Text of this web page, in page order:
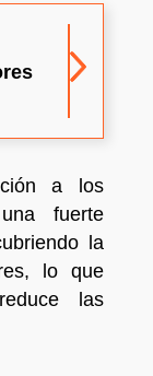
a los
fuerte
la
lo que
las